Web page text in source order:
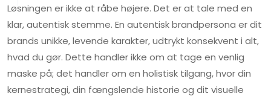
Løsningen er ikke at råbe højere. Det er at tale med en
klar, autentisk stemme. En autentisk brandpersona er dit
brands unikke, levende karakter, udtrykt konsekvent i alt,
hvad du gør. Dette handler ikke om at tage en venlig
maske på; det handler om en holistisk tilgang, hvor din
kernestrategi, din fængslende historie og dit visuelle